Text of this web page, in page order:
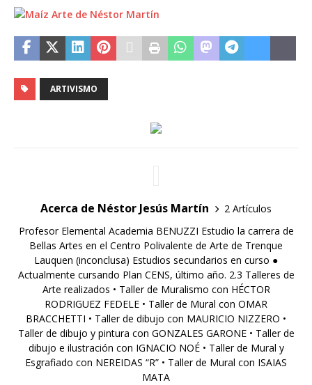
ARTIVISMO
Acerca de Néstor Jesús Martín
2 Artículos
Profesor Elemental Academia BENUZZI Estudio la carrera de
Bellas Artes en el Centro Polivalente de Arte de Trenque
Lauquen (inconclusa) Estudios secundarios en curso ●
Actualmente cursando Plan CENS, último año. 2.3 Talleres de
Arte realizados • Taller de Muralismo con HÉCTOR
RODRIGUEZ FEDELE • Taller de Mural con OMAR
BRACCHETTI • Taller de dibujo con MAURICIO NIZZERO •
Taller de dibujo y pintura con GONZALES GARONE • Taller de
dibujo e ilustración con IGNACIO NOÉ • Taller de Mural y
Esgrafiado con NEREIDAS “R” • Taller de Mural con ISAIAS
MATA